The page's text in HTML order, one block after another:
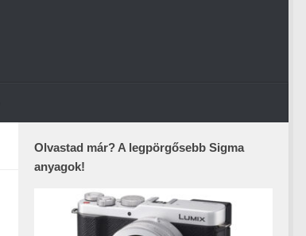
Olvastad már? A legpörgősebb Sigma
anyagok!